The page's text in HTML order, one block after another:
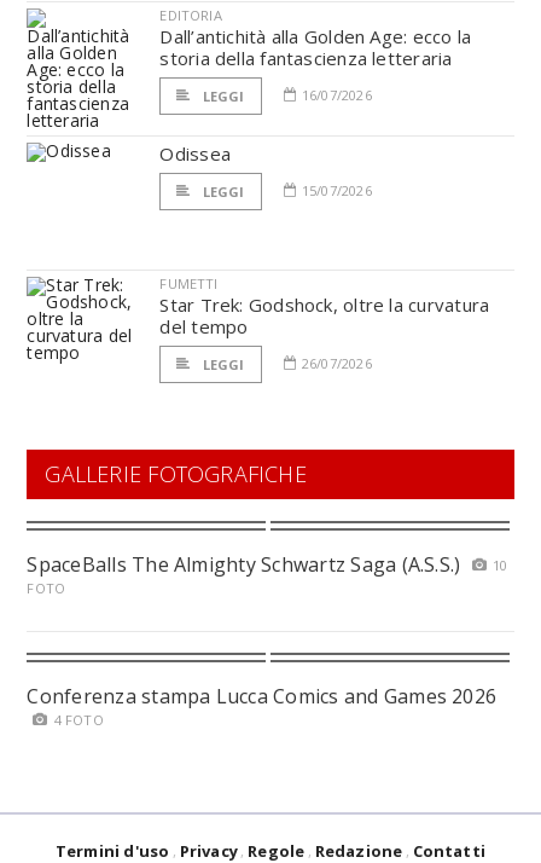
EDITORIA
Dall’antichità alla Golden Age: ecco la
storia della fantascienza letteraria
LEGGI 16/07/2026
Odissea
LEGGI 15/07/2026
FUMETTI
Star Trek: Godshock, oltre la curvatura
del tempo
LEGGI 26/07/2026
GALLERIE FOTOGRAFICHE
SpaceBalls The Almighty Schwartz Saga (A.S.S.)
10
FOTO
Conferenza stampa Lucca Comics and Games 2026
4 FOTO
Termini d'uso Privacy Regole Redazione Contatti